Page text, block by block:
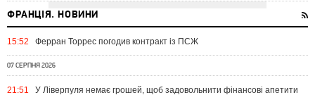
ФРАНЦІЯ. НОВИНИ
15:52 Ферран Торрес погодив контракт із ПСЖ
07 СЕРПНЯ 2026
21:51
У Ліверпуля немає грошей, щоб задовольнити фінансові апетити